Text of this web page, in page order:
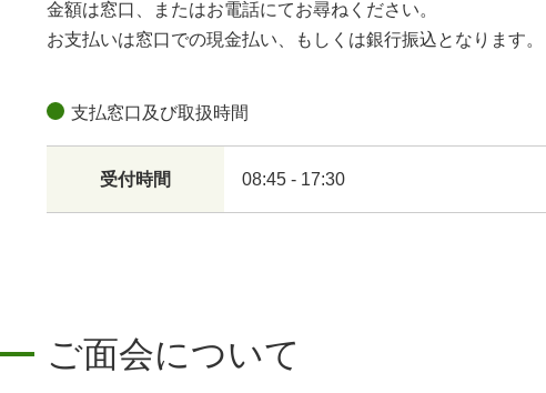
金額は窓口、またはお電話にてお尋ねください。
お支払いは窓口での現金払い、もしくは銀行振込となります。
支払窓口及び取扱時間
受付時間 08:45 - 17:30
ご面会について